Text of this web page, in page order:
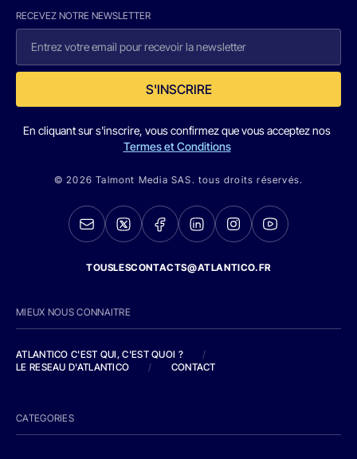
RECEVEZ NOTRE NEWSLETTER
S'INSCRIRE
En cliquant sur s'inscrire, vous confirmez que vous acceptez nos
Termes et Conditions
© 2026 Talmont Media SAS. tous droits réservés.
TOUSLESCONTACTS@ATLANTICO.FR
MIEUX NOUS CONNAITRE
ATLANTICO C'EST QUI, C'EST QUOI ?
/
LE RESEAU D'ATLANTICO
/ CONTACT
CATEGORIES